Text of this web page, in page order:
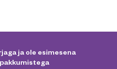
ja ole esimesena